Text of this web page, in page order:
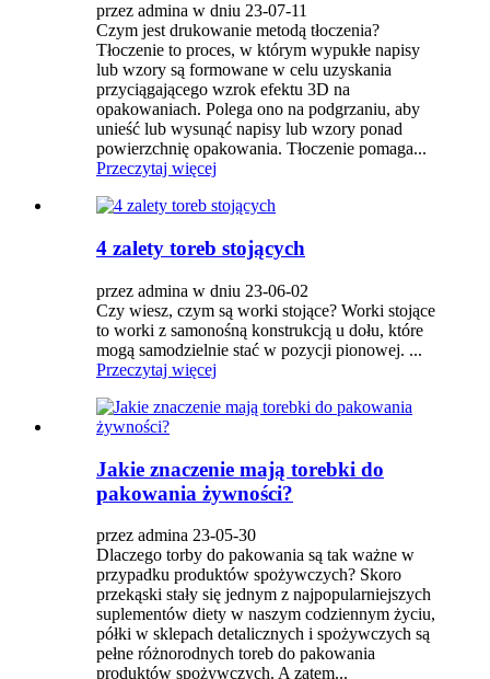
przez admina w dniu 23-07-11
Czym jest drukowanie metodą tłoczenia?
Tłoczenie to proces, w którym wypukłe napisy
lub wzory są formowane w celu uzyskania
przyciągającego wzrok efektu 3D na
opakowaniach. Polega ono na podgrzaniu, aby
unieść lub wysunąć napisy lub wzory ponad
powierzchnię opakowania. Tłoczenie pomaga...
Przeczytaj więcej
4 zalety toreb stojących
przez admina w dniu 23-06-02
Czy wiesz, czym są worki stojące? Worki stojące
to worki z samonośną konstrukcją u dołu, które
mogą samodzielnie stać w pozycji pionowej. ...
Przeczytaj więcej
Jakie znaczenie mają torebki do
pakowania żywności?
przez admina 23-05-30
Dlaczego torby do pakowania są tak ważne w
przypadku produktów spożywczych? Skoro
przekąski stały się jednym z najpopularniejszych
suplementów diety w naszym codziennym życiu,
półki w sklepach detalicznych i spożywczych są
pełne różnorodnych toreb do pakowania
produktów spożywczych. A zatem...